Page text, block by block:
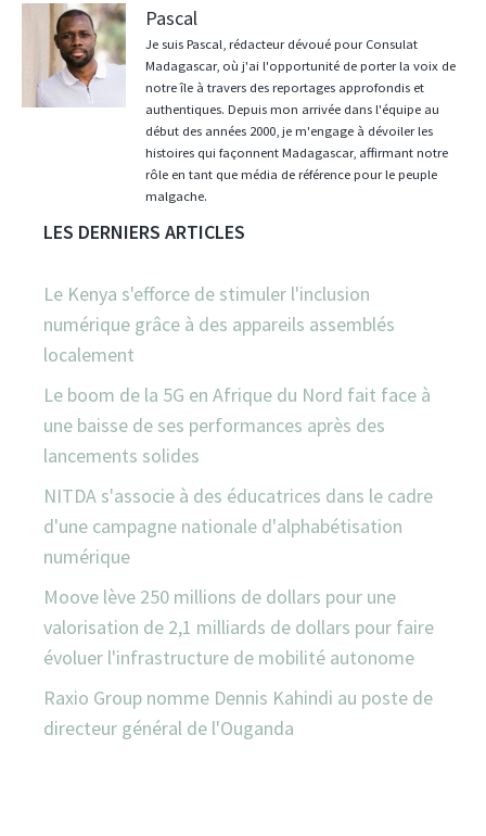
Pascal
Je suis Pascal, rédacteur dévoué pour Consulat
Madagascar, où j'ai l'opportunité de porter la voix de
notre île à travers des reportages approfondis et
authentiques. Depuis mon arrivée dans l'équipe au
début des années 2000, je m'engage à dévoiler les
histoires qui façonnent Madagascar, affirmant notre
rôle en tant que média de référence pour le peuple
malgache.
LES DERNIERS ARTICLES
Le Kenya s'efforce de stimuler l'inclusion
numérique grâce à des appareils assemblés
localement
Le boom de la 5G en Afrique du Nord fait face à
une baisse de ses performances après des
lancements solides
NITDA s'associe à des éducatrices dans le cadre
d'une campagne nationale d'alphabétisation
numérique
Moove lève 250 millions de dollars pour une
valorisation de 2,1 milliards de dollars pour faire
évoluer l'infrastructure de mobilité autonome
Raxio Group nomme Dennis Kahindi au poste de
directeur général de l'Ouganda